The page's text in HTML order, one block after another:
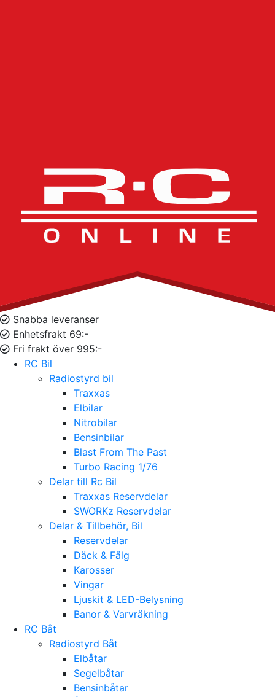
Snabba leveranser
Enhetsfrakt 69:-
Fri frakt över 995:-
RC Bil
Radiostyrd bil
Traxxas
Elbilar
Nitrobilar
Bensinbilar
Blast From The Past
Turbo Racing 1/76
Delar till Rc Bil
Traxxas Reservdelar
SWORKz Reservdelar
Delar & Tillbehör, Bil
Reservdelar
Däck & Fälg
Karosser
Vingar
Ljuskit & LED-Belysning
Banor & Varvräkning
RC Båt
Radiostyrd Båt
Elbåtar
Segelbåtar
Bensinbåtar